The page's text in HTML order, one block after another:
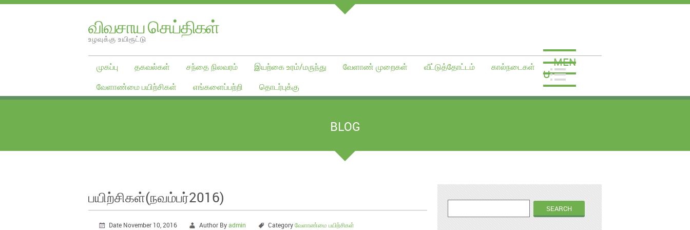
விவசாய செய்திகள்
உழவுக்கு உயிரூட்டு
முகப்பு தகவல்கள் சந்தை நிலவரம் இயற்கை உரம்/மருந்து வேளாண் முறைகள் வீட்டுத்தோட்டம்
கால்நடைகள்
வேளாண்மை பயிற்சிகள்
எங்களைப்பற்றி தொடர்புக்கு
MEN
U
BLOG
பயிற்சிகள்(நவம்பர்2016)
Date November 10, 2016 Author Byadmin Categoryவேளாண்மை பயிற்சிகள்